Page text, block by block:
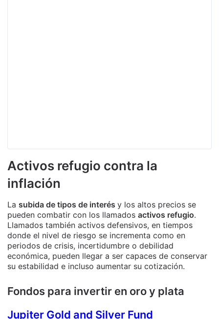
Activos refugio contra la
inflación
La subida de tipos de interés y los altos precios se
pueden combatir con los llamados activos refugio.
Llamados también activos defensivos, en tiempos
donde el nivel de riesgo se incrementa como en
periodos de crisis, incertidumbre o debilidad
económica, pueden llegar a ser capaces de conservar
su estabilidad e incluso aumentar su cotización.
Fondos para invertir en oro y plata
Jupiter Gold and Silver Fund